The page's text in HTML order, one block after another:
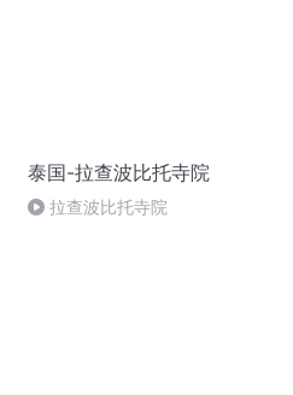
泰国-拉查波比托寺院
拉查波比托寺院